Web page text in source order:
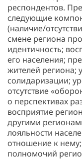
респондентов.
следующие
(наличие/
смене региона
идентичность;
его населения;
жителей региона;
солидаризации;
отсутствие
о перспективах
восприятие
другими
лояльности
отношение к
полномочий